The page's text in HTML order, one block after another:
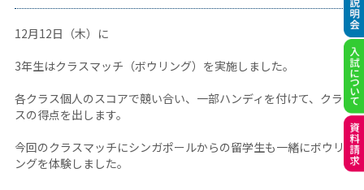
12月12日（木）に
3年生はクラスマッチ（ボウリング）を実施しました。
各クラス個人のスコアで競い合い、一部ハンディを付けて、クラ
スの得点を出します。
今回のクラスマッチにシンガポールからの留学生も一緒にボウリ
ングを体験しました。